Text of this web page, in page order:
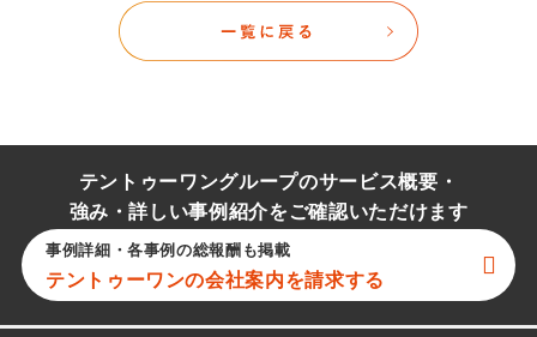
テントゥーワングループのサービス概要・
強み・詳しい事例紹介をご確認いただけます
事例詳細・各事例の総報酬も掲載
テントゥーワンの会社案内を請求する